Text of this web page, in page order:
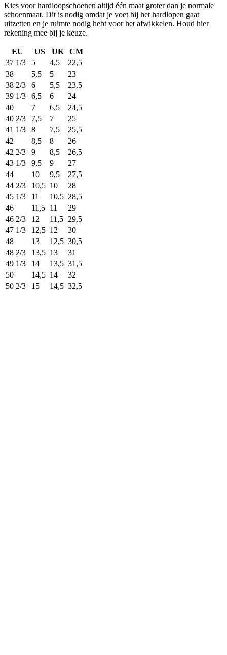
Kies voor hardloopschoenen altijd één maat groter dan je normale
schoenmaat. Dit is nodig omdat je voet bij het hardlopen gaat
uitzetten en je ruimte nodig hebt voor het afwikkelen. Houd hier
rekening mee bij je keuze.
EU US UK
CM
37 1/3
5 4,5
22,5
38
5,5 5
23
38 2/3
6 5,5
23,5
39 1/3
6,5 6
24
40
7 6,5
24,5
40 2/3
7,5 7
25
41 1/3
8 7,5
25,5
42
8,5 8
26
42 2/3
9 8,5
26,5
43 1/3
9,5 9
27
44
10 9,5
27,5
44 2/3
10,5 10
28
45 1/3
11 10,5 28,5
46
11,5 11
29
46 2/3
12 11,5 29,5
47 1/3
12,5 12
30
48
13 12,5 30,5
48 2/3
13,5 13
31
49 1/3
14 13,5 31,5
50
14,5 14
32
50 2/3
15 14,5 32,5